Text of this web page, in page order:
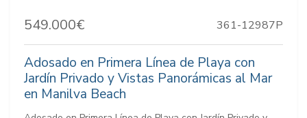
549.000€ 361-12987P
Adosado en Primera Línea de Playa con
Jardín Privado y Vistas Panorámicas al Mar
en Manilva Beach